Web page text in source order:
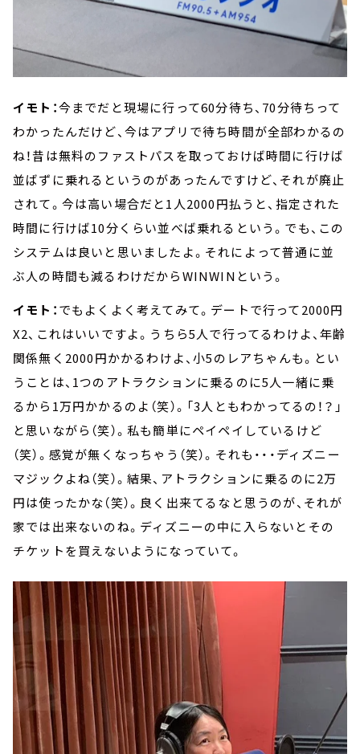
イモト：今までだと現場に行って60分待ち、70分待ちって
わかったんだけど、今はアプリで待ち時間が全部わかるの
ね！昔は無料のファストパスを取っておけば時間に行けば
並ばずに乗れるというのがあったんですけど、それが廃止
されて。今は高い場合だと1人2000円払うと、指定された
時間に行けば10分くらい並べば乗れるという。でも、この
システムは良いと思いましたよ。それによって普通に並
ぶ人の時間も減るわけだからWINWINという。
イモト：でもよくよく考えてみて。デートで行って2000円
X2、これはいいですよ。うちら5人で行ってるわけよ、年齢
関係無く2000円かかるわけよ、小5のレアちゃんも。とい
うことは、1つのアトラクションに乗るのに5人一緒に乗
るから1万円かかるのよ（笑）。「3人ともわかってるの！？」
と思いながら（笑）。私も簡単にペイペイしているけど
（笑）。感覚が無くなっちゃう（笑）。それも・・・ディズニー
マジックよね（笑）。結果、アトラクションに乗るのに2万
円は使ったかな（笑）。良く出来てるなと思うのが、それが
家では出来ないのね。ディズニーの中に入らないとその
チケットを買えないようになっていて。